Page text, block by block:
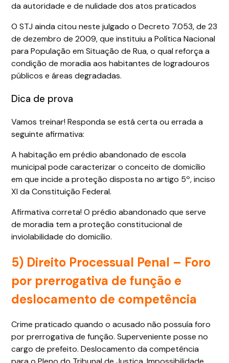
da autoridade e de nulidade dos atos praticados
O STJ ainda citou neste julgado o Decreto 7.053, de 23
de dezembro de 2009, que instituiu a Política Nacional
para População em Situação de Rua, o qual reforça a
condição de moradia aos habitantes de logradouros
públicos e áreas degradadas.
Dica de prova
Vamos treinar! Responda se está certa ou errada a
seguinte afirmativa:
A habitação em prédio abandonado de escola
municipal pode caracterizar o conceito de domicílio
em que incide a proteção disposta no artigo 5º, inciso
XI da Constituição Federal.
Afirmativa correta! O prédio abandonado que serve
de moradia tem a proteção constitucional de
inviolabilidade do domicílio.
5) Direito Processual Penal – Foro
por prerrogativa de função e
deslocamento de competência
Crime praticado quando o acusado não possuía foro
por prerrogativa de função. Superveniente posse no
cargo de prefeito. Deslocamento da competência